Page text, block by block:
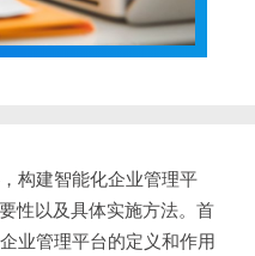
构建智能化企业管理平
性以及具体实施方法。首
业管理平台的定义和作用